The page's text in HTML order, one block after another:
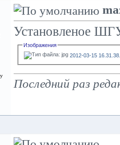
Установленое
Изображения
2012-03-15
Последний раз